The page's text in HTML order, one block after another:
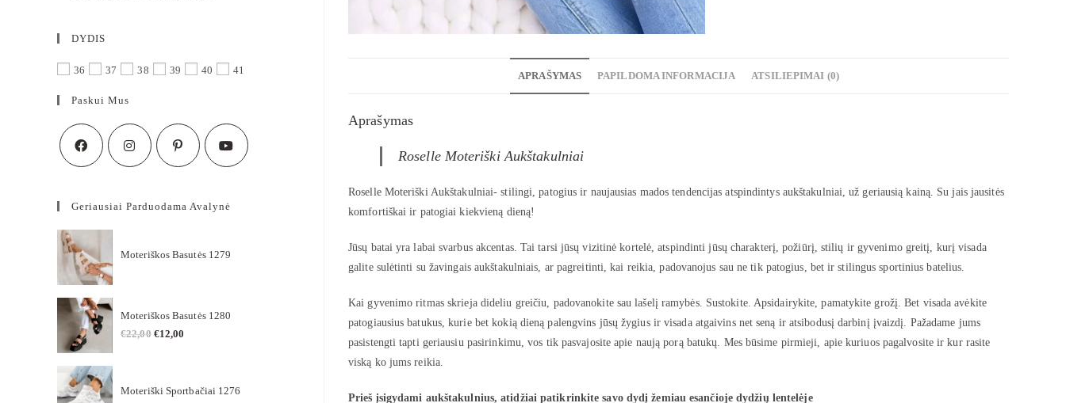
APRAŠYMAS PAPILDOMA INFORMACIJA ATSILIEPIMAI (0)
Aprašymas
Roselle Moteriški Aukštakulniai
Roselle Moteriški Aukštakulniai- stilingi, patogius ir naujausias mados tendencijas atspindintys aukštakulniai, už geriausią kainą. Su jais jausitės
komfortiškai ir patogiai kiekvieną dieną!
Jūsų batai yra labai svarbus akcentas. Tai tarsi jūsų vizitinė kortelė, atspindinti jūsų charakterį, požiūrį, stilių ir gyvenimo greitį, kurį visada
galite sulėtinti su žavingais aukštakulniais, ar pagreitinti, kai reikia, padovanojus sau ne tik patogius, bet ir stilingus sportinius batelius.
Kai gyvenimo ritmas skrieja dideliu greičiu, padovanokite sau lašelį ramybės. Sustokite. Apsidairykite, pamatykite grožį. Bet visada avėkite
patogiausius batukus, kurie bet kokią dieną palengvins jūsų žygius ir visada atgaivins net seną ir atsibodusį darbinį įvaizdį. Pažadame jums
pasistengti tapti geriausiu pasirinkimu, vos tik pasvajosite apie naują porą batukų. Mes būsime pirmieji, apie kuriuos pagalvosite ir kur rasite
viską ko jums reikia.
Prieš įsigydami aukštakulnius, atidžiai patikrinkite savo dydį žemiau esančioje dydžių lentelėje
DYDIS
36 37 38 39 40 41
Paskui Mus
Geriausiai Parduodama Avalynė
Moteriškos Basutės 1279
Moteriškos Basutės 1280
€22,00 €12,00
Moteriški Sportbačiai 1276